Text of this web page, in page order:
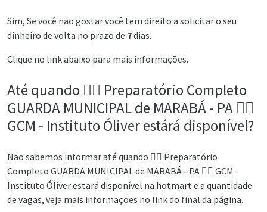
Sim, Se você não gostar você tem direito a solicitar o seu
dinheiro de volta no prazo de 7dias.
Clique no link abaixo para mais informações.
Até quando 👮‍♂️ Preparatório Completo
GUARDA MUNICIPAL de MARABÁ - PA 👮‍♂️
GCM - Instituto Óliver estárá disponível?
Não sabemos informar até quando 👮‍♂️ Preparatório
Completo GUARDA MUNICIPAL de MARABÁ - PA 👮‍♂️ GCM -
Instituto Óliver estará disponível na hotmart e a quantidade
de vagas, veja mais informações no link do final da página.